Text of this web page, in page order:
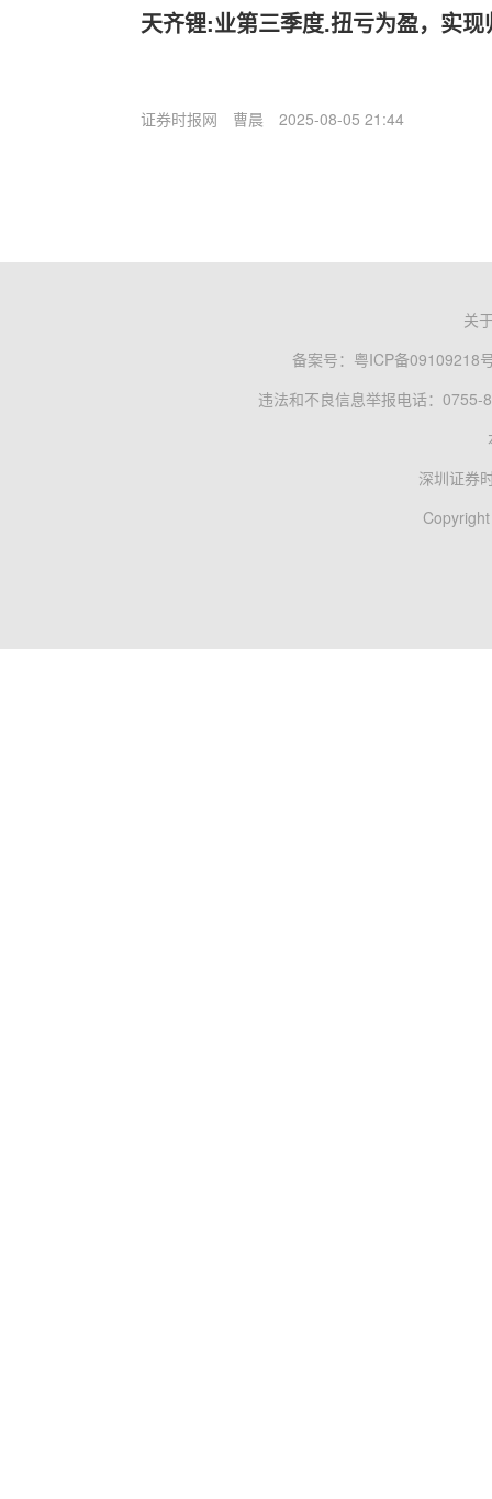
天齐锂:业第三季度.扭亏为盈，实
证券时报网 曹晨 2025-08-05 21:44
关
备案号： 粤ICP备09109218
违法和不良信息举报电话：0755-
深圳证券